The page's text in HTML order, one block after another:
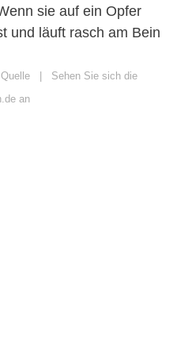
sie auf ein Opfer
und läuft rasch am Bein
| Sehen Sie sich die
an